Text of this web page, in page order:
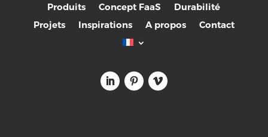
Produits Concept FaaS
Durabilité
Projets
Inspirations A propos Contact